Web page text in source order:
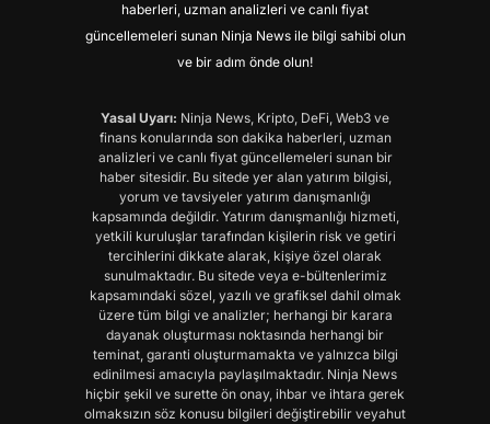
haberleri, uzman analizleri ve canlı fiyat
güncellemeleri sunan Ninja News ile bilgi sahibi olun
ve bir adım önde olun!
Yasal Uyarı: Ninja News, Kripto, DeFi, Web3 ve
finans konularında son dakika haberleri, uzman
analizleri ve canlı fiyat güncellemeleri sunan bir
haber sitesidir. Bu sitede yer alan yatırım bilgisi,
yorum ve tavsiyeler yatırım danışmanlığı
kapsamında değildir. Yatırım danışmanlığı hizmeti,
yetkili kuruluşlar tarafından kişilerin risk ve getiri
tercihlerini dikkate alarak, kişiye özel olarak
sunulmaktadır. Bu sitede veya e-bültenlerimiz
kapsamındaki sözel, yazılı ve grafiksel dahil olmak
üzere tüm bilgi ve analizler; herhangi bir karara
dayanak oluşturması noktasında herhangi bir
teminat, garanti oluşturmamakta ve yalnızca bilgi
edinilmesi amacıyla paylaşılmaktadır. Ninja News
hiçbir şekil ve surette ön onay, ihbar ve ihtara gerek
olmaksızın söz konusu bilgileri değiştirebilir veyahut